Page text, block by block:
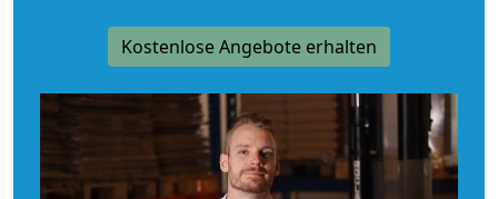
Kostenlose Angebote erhalten